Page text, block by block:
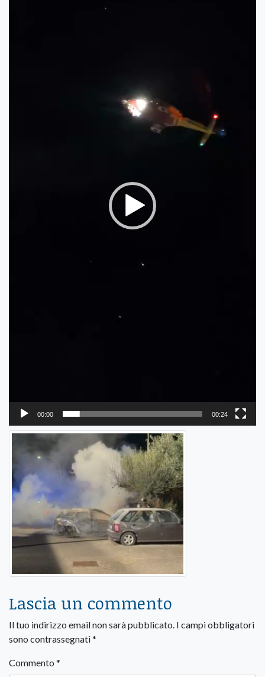
00:00 00:24
Lascia un commento
Il tuo indirizzo email non sarà pubblicato. I campi obbligatori
sono contrassegnati*
Commento *